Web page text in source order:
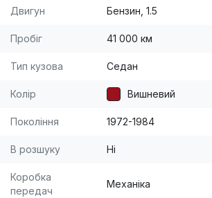
Двигун Бензин, 1.5
Пробіг 41 000 км
Тип кузова Седан
Колір Вишневий
Покоління 1972-1984
В розшуку Ні
Коробка
передач
Механіка